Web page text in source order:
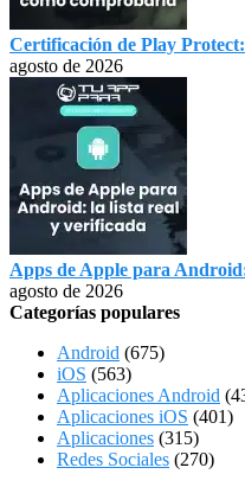
Certificación de Play
agosto de 2026
Apps de Apple para
agosto de 2026
Categorías populares
Android (675)
iOS (563)
Aplicaciones Android
Aplicaciones iOS (401)
Aplicaciones (315)
Redes Sociales (270)